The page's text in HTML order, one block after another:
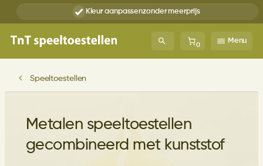
inhoud
Kleur aanpassenzonder meerprijs
0
Menu
Speeltoestellen
Metalen speeltoestellen
gecombineerd met kunststof